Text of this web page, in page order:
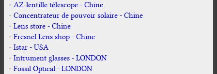
AZ-lentille télescope - Chine
Concentrateur de pouvoir solaire - Chine
Lens store - Chine
Fresnel Lens shop - Chine
Istar - USA
Intrument glasses - LONDON
Fossil Optical - LONDON